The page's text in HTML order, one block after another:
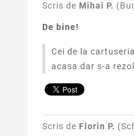
Scris de Mihai P.
De bine!
Cei de la
acasa dar s-a
Scris de Florin P.